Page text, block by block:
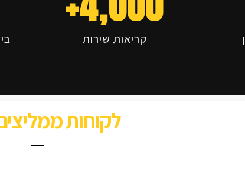
קריאות שירות
לקוחות